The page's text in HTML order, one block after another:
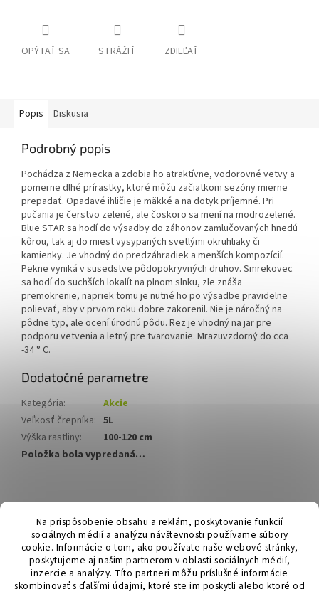
Na prispôsobenie obsahu a reklám, poskytovanie funkcií
sociálnych médií a analýzu návštevnosti používame súbory
cookie. Informácie o tom, ako používate naše webové stránky,
poskytujeme aj našim partnerom v oblasti sociálnych médií,
inzercie a analýzy. Títo partneri môžu príslušné informácie
skombinovať s ďalšími údajmi, ktoré ste im poskytli alebo ktoré od
OPÝTAŤ SA STRÁŽIŤ ZDIEĽAŤ
Popis Diskusia
Podrobný popis
Pochádza z Nemecka a zdobia ho atraktívne, vodorovné vetvy a
pomerne dlhé prírastky, ktoré môžu začiatkom sezóny mierne
prepadať. Opadavé ihličie je mäkké a na dotyk príjemné. Pri
pučania je čerstvo zelené, ale čoskoro sa mení na modrozelené.
Blue STAR sa hodí do výsadby do záhonov zamlučovaných hnedú
kôrou, tak aj do miest vysypaných svetlými okruhliaky či
kamienky. Je vhodný do predzáhradiek a menších kompozícií.
Pekne vyniká v susedstve pôdopokryvných druhov. Smrekovec
sa hodí do suchších lokalít na plnom slnku, zle znáša
premokrenie, napriek tomu je nutné ho po výsadbe pravidelne
polievať, aby v prvom roku dobre zakorenil. Nie je náročný na
pôdne typ, ale ocení úrodnú pôdu. Rez je vhodný na jar pre
podporu vetvenia a letný pre tvarovanie. Mrazuvzdorný do cca
-34 ° C.
Dodatočné parametre
Kategória:
Akcie
Veľkosť črepníka: 5L
Výška rastliny:
100-120 cm
Položka bola vypredaná…
á
Hurmikaki.com